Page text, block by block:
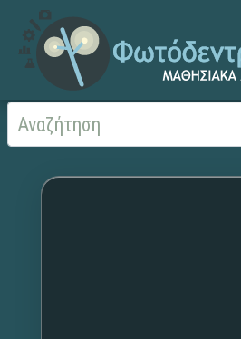
Αρχική Χωρίς τίτλο